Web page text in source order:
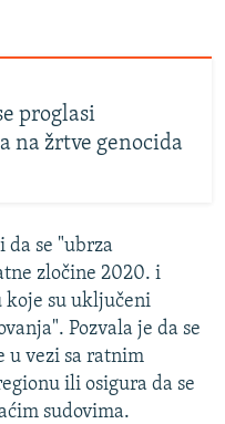
proglasi
na žrtve genocida
da se "ubrza
zločine 2020. i
koje su uključeni
Pozvala je da se
u vezi sa ratnim
ili osigura da se
sudovima.